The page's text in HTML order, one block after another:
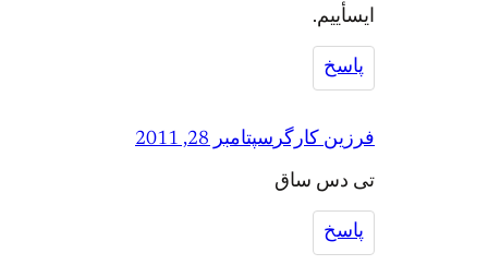
ایسأییم.
پاسخ
فرزین کارگر سپتامبر 28, 2011
تی دس ساق
پاسخ